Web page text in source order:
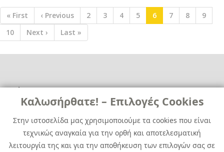
Καλωσήρθατε! – Επιλογές Cookies
Στην ιστοσελίδα μας χρησιμοποιούμε τα cookies που είναι
τεχνικώς αναγκαία για την ορθή και αποτελεσματική
λειτουργία της και για την αποθήκευση των επιλογών σας σε
Σελιδοποίηση
First
page
« First
Προηγούμενη
σελίδα
‹ Previous Σελίδα
2 Σελίδα
3 Σελίδα
4 Σελίδα
5
Τρέχουσα
σελίδα
6 Σελίδα
7 Σελίδα
8
9
Σελίδα
10
Next
page
Next ›
Last
page
Last »
Χρήσιμα
Χρήσιμα
Επικοινωνία
Media Kit
Καριέρα
Όμιλος Quest
Site Map